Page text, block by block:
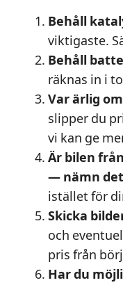
Behåll
viktigaste.
Behåll
räknas in i
Var ärlig
slipper du
vi kan ge
Är bilen
— nämn
istället för
Skicka
och
pris från
Har du